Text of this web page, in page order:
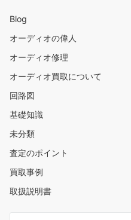
Blog
オーディオの偉人
オーディオ修理
オーディオ買取について
回路図
基礎知識
未分類
査定のポイント
買取事例
取扱説明書